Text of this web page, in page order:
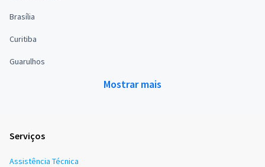
Brasília
Curitiba
Guarulhos
Mostrar mais
Serviços
Assistência Técnica